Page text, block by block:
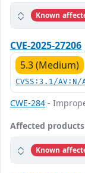
Known
CVE-2025-27206
5.3 (Medium)
CVSS:3.1/
CWE-284 -
Affected products
Known